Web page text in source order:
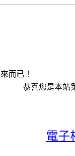
而已！
恭喜您是本站
電子